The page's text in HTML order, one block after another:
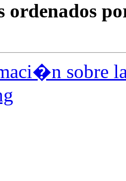
ordenados
sobre